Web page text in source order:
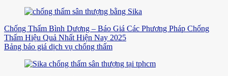
Chống Thấm Bình Dương – Báo Giá Các Phương Pháp Chống
Thấm Hiệu Quả Nhất Hiện Nay 2025
Bảng báo giá dịch vụ chống thấm